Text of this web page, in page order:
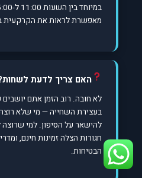
מאפשרת לראות את הקרקעית בעומק
האם צריך לדעת
לא חובה. רוב הזמן אתם יושבים
בעצירת השחייה — מי שלא רוצה
להישאר על הסיפון. למי
חגורות הצלה זמינות חינם,
הבטיחות.